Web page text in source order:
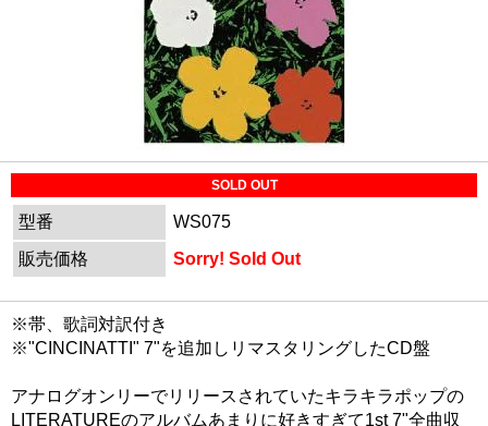
SOLD OUT
型番
WS075
販売価格
Sorry! Sold Out
※帯、歌詞対訳付き
※"CINCINATTI" 7"を追加しリマスタリングしたCD盤
アナログオンリーでリリースされていたキラキラポップの
LITERATUREのアルバムあまりに好きすぎて1st 7"全曲収